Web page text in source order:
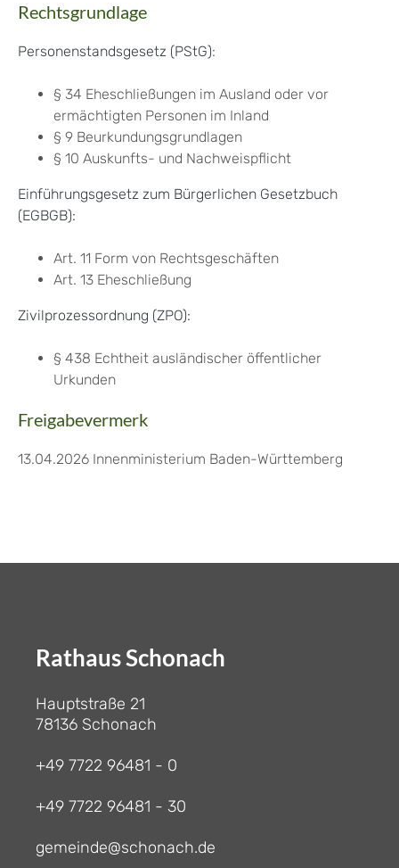
Rechtsgrundlage
Personenstandsgesetz (PStG):
§ 34 Eheschließungen im Ausland oder vor
ermächtigten Personen im Inland
§ 9 Beurkundungsgrundlagen
§ 10 Auskunfts- und Nachweispflicht
Einführungsgesetz zum Bürgerlichen Gesetzbuch
(EGBGB):
Art. 11 Form von Rechtsgeschäften
Art. 13 Eheschließung
Zivilprozessordnung (ZPO):
§ 438 Echtheit ausländischer öffentlicher
Urkunden
Freigabevermerk
13.04.2026 Innenministerium Baden-Württemberg
Rathaus Schonach
Hauptstraße 21
78136 Schonach
+49 7722 96481 - 0
+49 7722 96481 - 30
gemeinde@schonach.de